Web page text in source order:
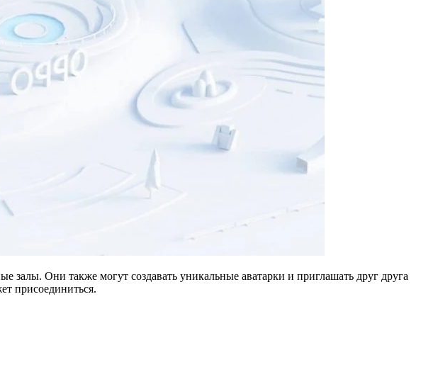
залы. Они также могут создавать уникальные аватарки и приглашать друг друга
присоединиться.